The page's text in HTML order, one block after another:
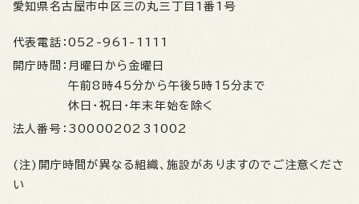
愛知県名古屋市中区三の丸三丁目1番1号
代表電話： 052-961-1111
開庁時間： 月曜日から金曜日
午前8時45分から午後5時15分まで
休日・祝日・年末年始を除く
法人番号： 3000020231002
(注)開庁時間が異なる組織、施設がありますのでご注意くださ
い